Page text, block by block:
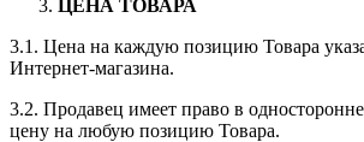
ЦЕНА ТОВАРА
3.1. Цена на каждую позицию Товара
Интернет-магазина.
3.2. Продавец имеет право в
цену на любую позицию Товара.